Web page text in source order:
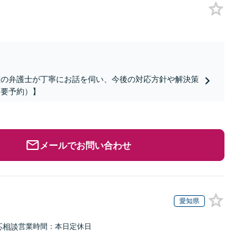
弁護士が丁寧にお話を伺い、今後の対応方針や解決策
予約）】
メールでお問い合わせ
愛知県
相談営業時間：本日定休日